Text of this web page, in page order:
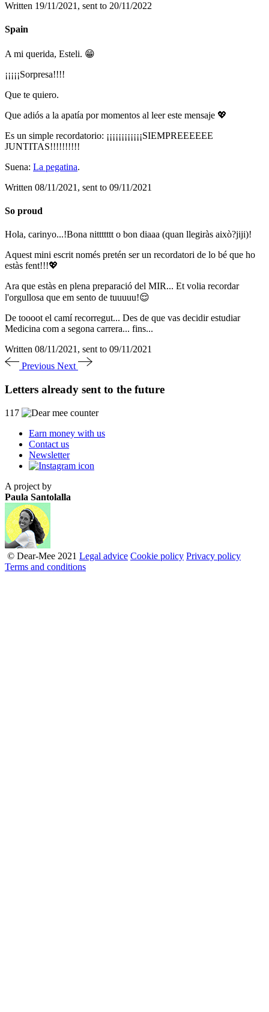
Written 19/11/2021, sent to 20/11/2022
Spain
A mi querida, Esteli. 😁
¡¡¡¡¡Sorpresa!!!!
Que te quiero.
Que adiós a la apatía por momentos al leer este mensaje 💖
Es un simple recordatorio: ¡¡¡¡¡¡¡¡¡¡¡¡SIEMPREEEEEE
JUNTITAS!!!!!!!!!!
Suena: La pegatina.
Written 08/11/2021, sent to 09/11/2021
So proud
Hola, carinyo...!Bona nittttttt o bon diaaa (quan llegiràs això?jiji)!
Aquest mini escrit només pretén ser un recordatori de lo bé que ho
estàs fent!!!💖
Ara que estàs en plena preparació del MIR... Et volia recordar
l'orgullosa que em sento de tuuuuu!😌
De toooot el camí recorregut... Des de que vas decidir estudiar
Medicina com a segona carrera... fins...
Written 08/11/2021, sent to 09/11/2021
Previous Next
Letters already sent to the future
117
Earn money with us
Contact us
Newsletter
A project by
Paula Santolalla
© Dear-Mee 2021 Legal advice Cookie policy Privacy policy
Terms and conditions